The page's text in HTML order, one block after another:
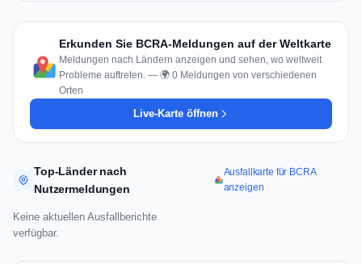
Erkunden Sie BCRA-Meldungen auf der Weltkarte
Meldungen nach Ländern anzeigen und sehen, wo weltweit
Probleme auftreten. — 🌍 0 Meldungen von verschiedenen
Orten
Live-Karte öffnen
Top-Länder nach
Nutzermeldungen
Ausfallkarte für BCRA
anzeigen
Keine aktuellen Ausfallberichte
verfügbar.